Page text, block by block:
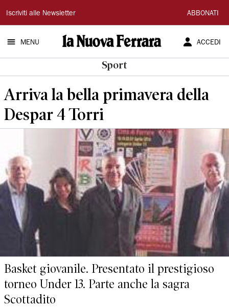
La
Nuova
Ferrara
Iscriviti alle Newsletter ABBONATI
MENU ACCEDI
Sport
Arriva la bella primavera della
Despar 4 Torri
Basket giovanile. Presentato il prestigioso
torneo Under 13. Parte anche la sagra
Scottadito